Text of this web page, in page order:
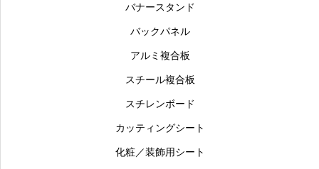
バナースタンド
バックパネル
アルミ複合板
スチール複合板
スチレンボード
カッティングシート
化粧／装飾用シート